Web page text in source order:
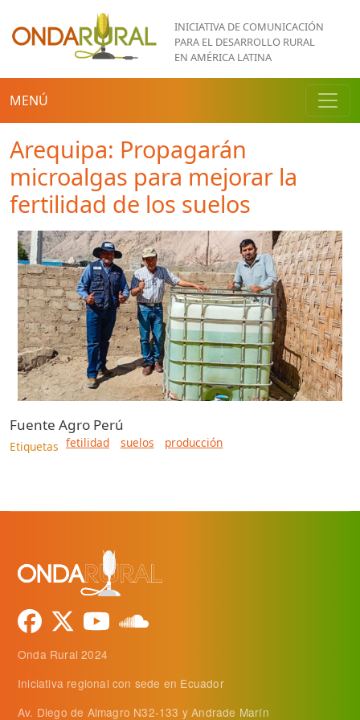
Pasar al contenido principal
INICIATIVA DE COMUNICACIÓN
PARA EL DESARROLLO RURAL
EN AMÉRICA LATINA
MENÚ
Arequipa: Propagarán
microalgas para mejorar la
fertilidad de los suelos
Fuente Agro Perú
Etiquetas fetilidad suelos producción
Onda Rural 2024
Iniciativa regional con sede en Ecuador
Av. Diego de Almagro N32-133 y Andrade Marín